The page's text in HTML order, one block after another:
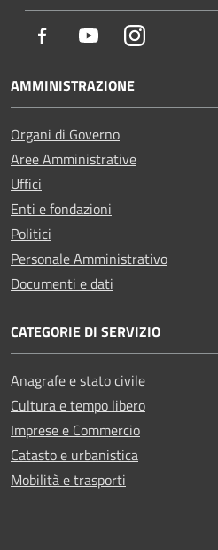
Facebook YoutubeInstagram
AMMINISTRAZIONE
Organi di Governo
Aree Amministrative
Uffici
Enti e fondazioni
Politici
Personale Amministrativo
Documenti e dati
CATEGORIE DI SERVIZIO
Anagrafe e stato civile
Cultura e tempo libero
Imprese e Commercio
Catasto e urbanistica
Mobilità e trasporti